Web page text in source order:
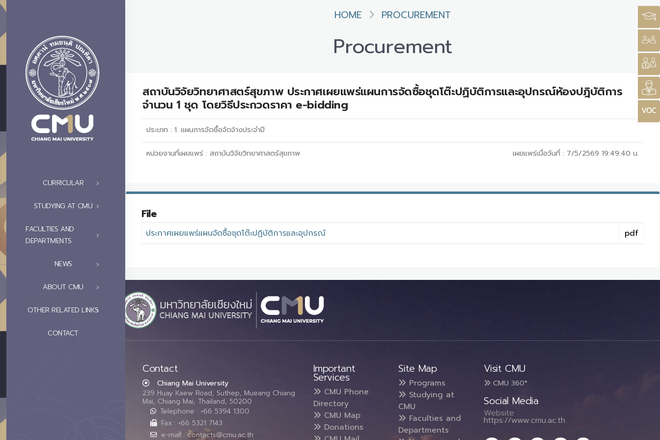
CURRICULAR
STUDYING AT CMU
FACULTIES AND
DEPARTMENTS
NEWS
ABOUT CMU
OTHER RELATED LINKS
CONTACT
HOME PROCUREMENT
Procurement
สถาบันวิจัยวิทยาศาสตร์สุขภาพ ประกาศเผยแพร่แผนการจัดซื้อชุดโต๊ะปฏิบัติการและอุปกรณ์ห้องปฎิบัติการ
จำนวน 1 ชุด โดยวิธีประกวดราคา e-bidding
ประเภท : 1. แผนการจัดซื้อจัดจ้างประจำปี
หน่วยงานที่เผยแพร่ : สถาบันวิจัยวิทยาศาสตร์สุขภาพ เผยแพร่เมื่อวันที่ : 7/5/2569 19:49:40 น.
File
ประกาศเผยแพร่แผนจัดซื้อชุดโต๊ะปฏิบัติการและอุปกรณ์ pdf
Contact
Chiang Mai University
239 Huay Kaew Road, Suthep, Mueang Chiang
Mai, Chiang Mai, Thailand, 50200
Telephone : +66 5394 1300
Fax : +66 5321 7143
e-mail : contacts@cmu.ac.th
Important
Services
CMU Phone
Directory
CMU Map
Donations
Site Map
Programs
Studying at
CMU
Faculties and
Departments
Visit CMU
CMU 360°
Social Media
Website :
https://www.cmu.ac.th